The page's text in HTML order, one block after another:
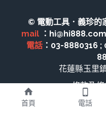
KOLAI格萊電動工
CAN TA電動工具
HIKOKI 電動工具
台灣REXON 電動工
© 電動工具．義珍
mail ：
電話：03-8880316
花蓮縣玉里
條款及
首頁 電話